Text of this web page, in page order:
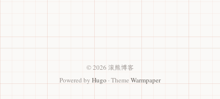
© 2026 滚熊博客
Powered by Hugo · Theme Warmpaper